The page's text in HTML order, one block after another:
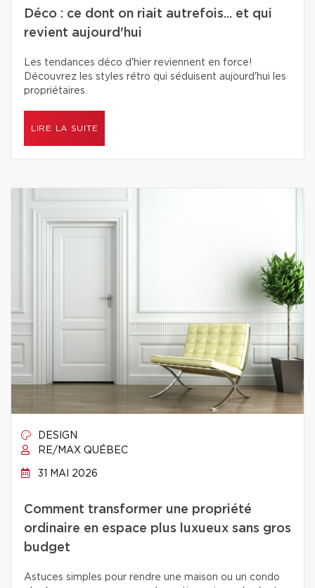
Déco : ce dont on riait autrefois... et qui
revient aujourd'hui
Les tendances déco d'hier reviennent en force!
Découvrez les styles rétro qui séduisent aujourd'hui les
propriétaires.
LIRE LA SUITE
DESIGN
RE/MAX QUÉBEC
31 MAI 2026
Comment transformer une propriété
ordinaire en espace plus luxueux sans gros
budget
Astuces simples pour rendre une maison ou un condo